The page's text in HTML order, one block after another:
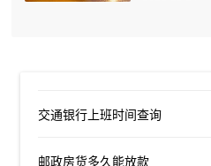
交通银行上班时间查询
邮政房货多久能放款